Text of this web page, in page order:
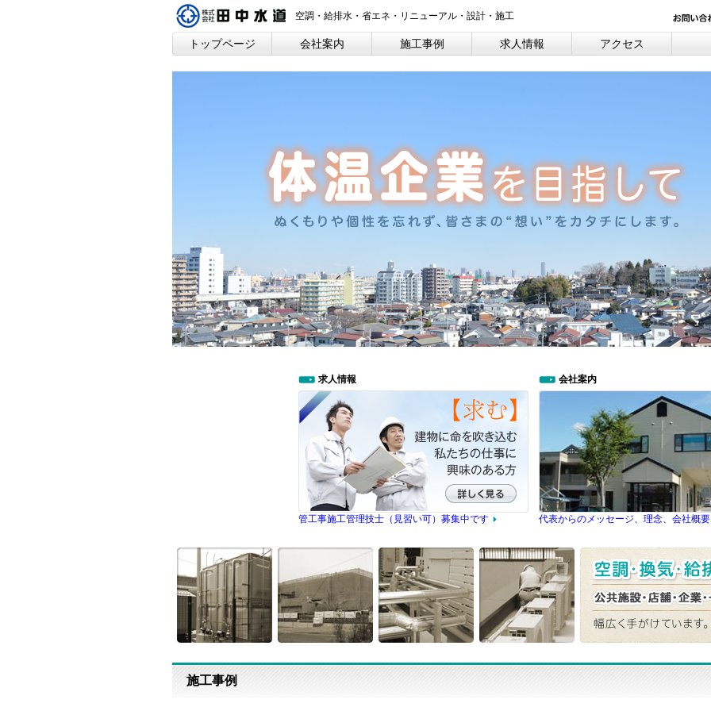
空調・給排水・省エネ・リニューアル・設計・施工
トップページ 会社案内 施工事例 求人情報 アクセス
求人情報
管工事施工管理技士（見習い可）募集中です
会社案内
代表からのメッセージ、理念、会社概
施工事例